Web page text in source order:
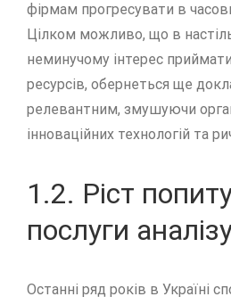
фірмам прогресувати в
Цілком можливо, що в
неминучому інтерес
ресурсів, обернеться ще
релевантним, змушуючи
інноваційних технологій та
1.2. Ріст
послуги
Останні ряд років в Україні